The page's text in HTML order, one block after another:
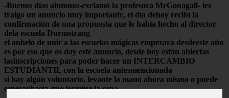
-Buenos días alumnos-exclamó la profesora McGonagall- les
traigo un anuncio muy importante, el día dehoy recibí la
confirmación de una propuesta que le había hecho al director
dela escuela Durmstrang
el anhelo de unir a las escuelas mágicas empezará desdeeste año
es por eso que os doy este anuncio, desde hoy están abiertas
lasinscripciones para poder hacer un INTERCAMBIO
ESTUDIANTIL con la escuela antesmencionada
si hay algún voluntario, levante la mano ahora mismo o puede
esperarhasta que termine la cena